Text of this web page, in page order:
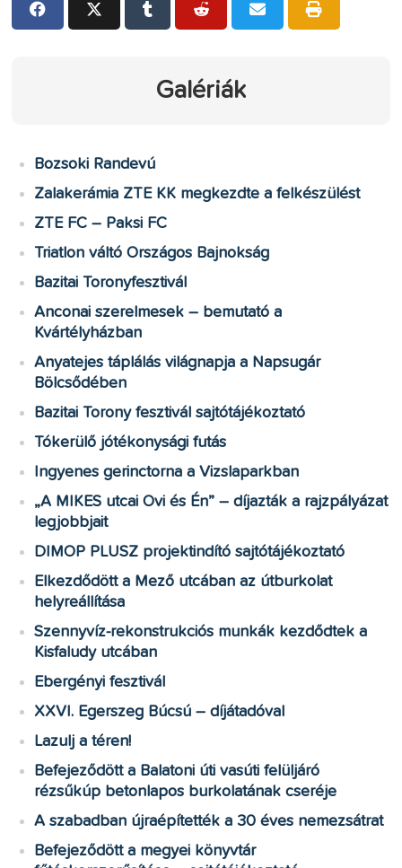
Galériák
Bozsoki Randevú
Zalakerámia ZTE KK megkezdte a felkészülést
ZTE FC – Paksi FC
Triatlon váltó Országos Bajnokság
Bazitai Toronyfesztivál
Anconai szerelmesek – bemutató a
Kvártélyházban
Anyatejes táplálás világnapja a Napsugár
Bölcsődében
Bazitai Torony fesztivál sajtótájékoztató
Tókerülő jótékonysági futás
Ingyenes gerinctorna a Vizslaparkban
„A MIKES utcai Ovi és Én” – díjazták a rajzpályázat
legjobbjait
DIMOP PLUSZ projektindító sajtótájékoztató
Elkezdődött a Mező utcában az útburkolat
helyreállítása
Szennyvíz-rekonstrukciós munkák kezdődtek a
Kisfaludy utcában
Ebergényi fesztivál
XXVI. Egerszeg Búcsú – díjátadóval
Lazulj a téren!
Befejeződött a Balatoni úti vasúti felüljáró
rézsűkúp betonlapos burkolatának cseréje
A szabadban újraépítették a 30 éves nemezsátrat
Befejeződött a megyei könyvtár